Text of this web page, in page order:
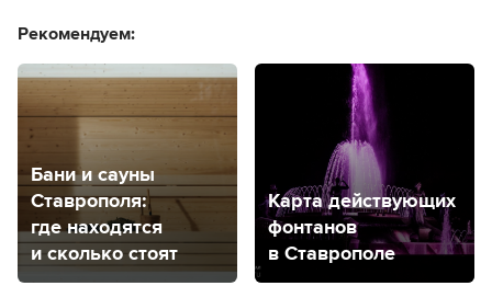
Рекомендуем:
Бани и сауны
Ставрополя:
где находятся
и сколько стоят
Карта действующих
фонтанов
в Ставрополе